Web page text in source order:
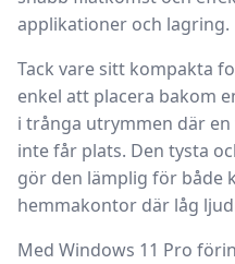
applikationer och lagring.
Tack vare sitt kompakta
enkel att placera bakom
i trånga utrymmen där
inte får plats. Den tysta
gör den lämplig för både
hemmakontor där låg
Med Windows 11 Pro